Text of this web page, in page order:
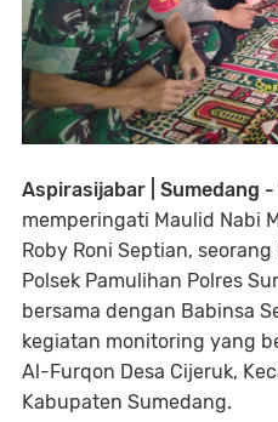
Aspirasijabar | Sumedang -
memperingati Maulid Nabi
Roby Roni Septian,
Polsek Pamulihan Polres
bersama dengan Babinsa
kegiatan monitoring yang
Al-Furqon Desa Cijeruk,
Kabupaten Sumedang.